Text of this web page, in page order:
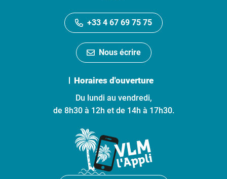
+33 4 67 69 75 75
Nous écrire
Horaires d'ouverture
Du lundi au vendredi,
de 8h30 à 12h et de 14h à 17h30.